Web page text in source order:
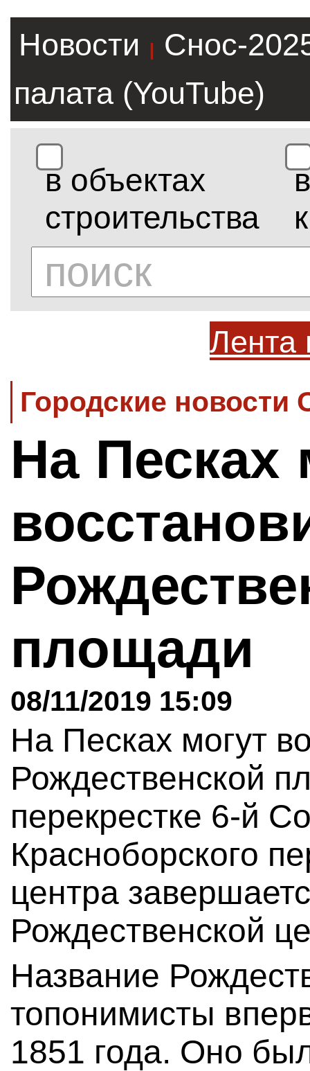
Новости |
Снос-
палата (YouTube)
в объектах
строительства
в
Лента
Городские новости
На Песках
площади
08/11/2019 15:09
На Песках могут
Рождественской
перекрестке 6-й
Красноборского
центра
Рождественской
Название
топонимисты
1851 года. Оно